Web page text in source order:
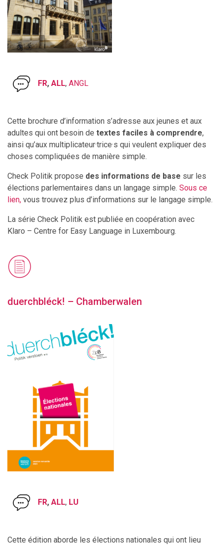
FR, ALL, ANGL
Cette brochure d’information s’adresse aux jeunes et aux
adultes qui ont besoin de textes faciles à comprendre,
ainsi qu’aux multiplicateur·trice·s qui veulent expliquer des
choses compliquées de manière simple.
Check Politik propose des informations de base sur les
élections parlementaires dans un langage simple. Sous ce
lien, vous trouvez plus d’informations sur le langage simple.
La série Check Politik est publiée en coopération avec
Klaro – Centre for Easy Language in Luxembourg.
duerchbléck! – Chamberwalen
FR, ALL, LU
Cette édition aborde les élections nationales qui ont lieu